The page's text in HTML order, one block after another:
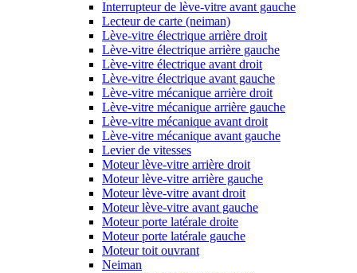
Interrupteur de lève-vitre avant gauche
Lecteur de carte (neiman)
Lève-vitre électrique arrière droit
Lève-vitre électrique arrière gauche
Lève-vitre électrique avant droit
Lève-vitre électrique avant gauche
Lève-vitre mécanique arrière droit
Lève-vitre mécanique arrière gauche
Lève-vitre mécanique avant droit
Lève-vitre mécanique avant gauche
Levier de vitesses
Moteur lève-vitre arrière droit
Moteur lève-vitre arrière gauche
Moteur lève-vitre avant droit
Moteur lève-vitre avant gauche
Moteur porte latérale droite
Moteur porte latérale gauche
Moteur toit ouvrant
Neiman